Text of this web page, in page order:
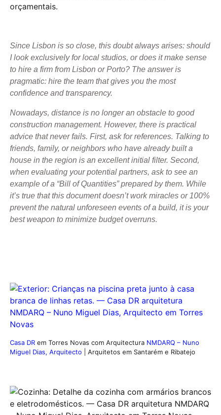
orçamentais.
Since Lisbon is so close, this doubt always arises: should
I look exclusively for local studios, or does it make sense
to hire a firm from Lisbon or Porto? The answer is
pragmatic: hire the team that gives you the most
confidence and transparency.
Nowadays, distance is no longer an obstacle to good
construction management. However, there is practical
advice that never fails. First, ask for references. Talking to
friends, family, or neighbors who have already built a
house in the region is an excellent initial filter. Second,
when evaluating your potential partners, ask to see an
example of a “Bill of Quantities” prepared by them. While
it’s true that this document doesn’t work miracles or 100%
prevent the natural unforeseen events of a build, it is your
best weapon to minimize budget overruns.
Casa DR em Torres Novas com Arquitectura NMDARQ – Nuno
Miguel Dias, Arquitecto | Arquitetos em Santarém e Ribatejo